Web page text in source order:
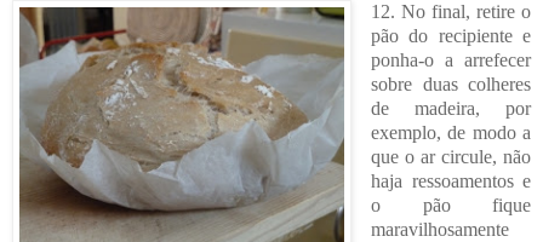
12. No final, retire o
pão do recipiente e
ponha-o a arrefecer
sobre duas colheres
de madeira, por
exemplo, de modo a
que o ar circule, não
haja ressoamentos e
o pão fique
maravilhosamente